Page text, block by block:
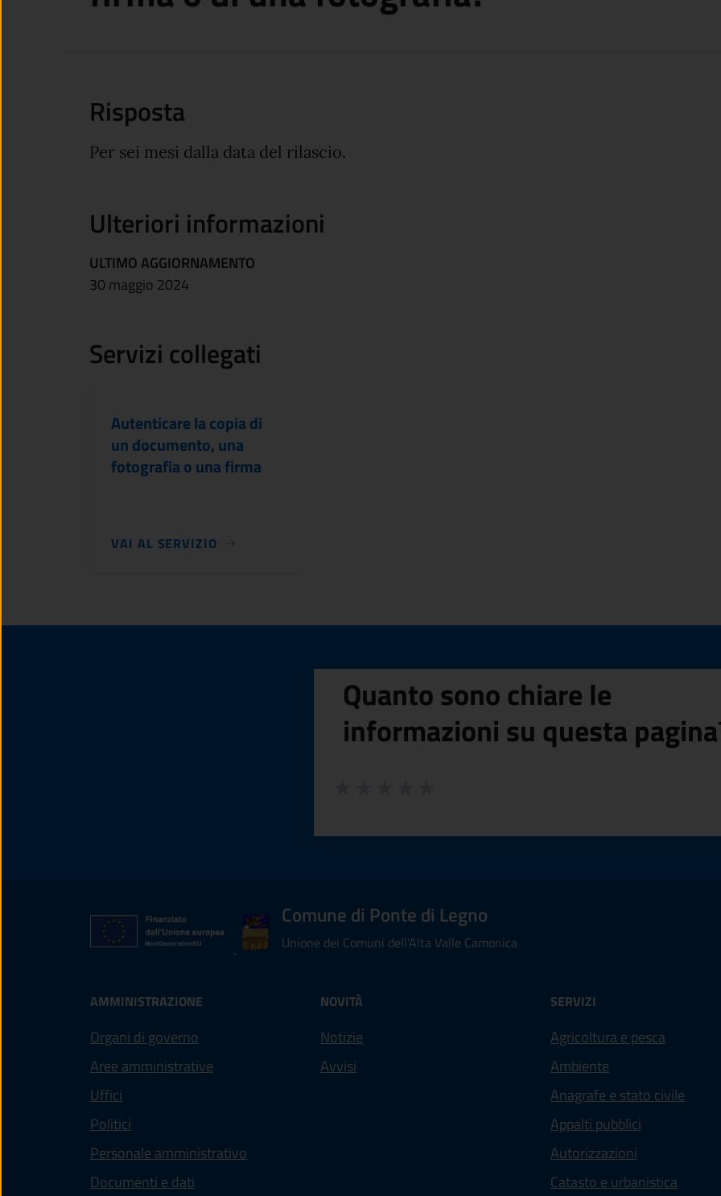
Risposta
Per sei mesi dalla data del rilascio.
Ulteriori informazioni
ULTIMO AGGIORNAMENTO
30 maggio 2024
Servizi collegati
Autenticare la copia di
un documento, una
fotografia o una firma
VAI AL SERVIZIO
Quanto sono chiare le
informazioni su questa
Comune di Ponte di Legno
Unione dei Comuni dell'Alta Valle Camonica
AMMINISTRAZIONE
Organi di governo
Aree amministrative
Uffici
Politici
Personale amministrativo
Documenti e dati
NOVITÀ
Notizie
Avvisi
SERVIZI
Agricoltura e pesca
Ambiente
Anagrafe e stato civile
Appalti pubblici
Autorizzazioni
Catasto e urbanistica